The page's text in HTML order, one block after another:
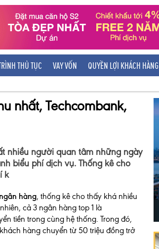
THỦ TỤC VAY VỐN QUYỀN LỢI KHÁCH HÀNG
nhất, Techcombank,
nhiều người quan tâm những ngày
biểu phí dịch vụ. Thống kê cho
k
hàng, thống kê cho thấy khá nhiều
cả 3 ngân hàng top 1 là
tiền trong cùng hệ thống. Trong đó,
hàng chuyển từ 50 triệu đồng trở